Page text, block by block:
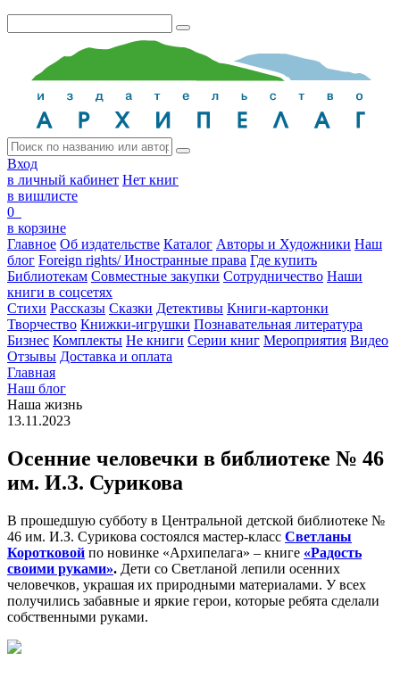
Вход
в личный кабинет Нет книг
в вишлисте
0
в корзине
Главное Об издательстве Каталог Авторы и Художники Наш
блог Foreign rights/ Иностранные права Где купить
Библиотекам Совместные закупки Сотрудничество Наши
книги в соцсетях
Стихи Рассказы Сказки Детективы Книги-картонки
Творчество Книжки-игрушки Познавательная литература
Бизнес Комплекты Не книги Серии книг Мероприятия Видео
Отзывы Доставка и оплата
Главная
Наш блог
Наша жизнь
13.11.2023
Осенние человечки в библиотеке № 46
им. И.З. Сурикова
В прошедшую субботу в Центральной детской библиотеке №
46 им. И.З. Сурикова состоялся мастер-класс Светланы
Коротковой по новинке «Архипелага» – книге «Радость
своими руками». Дети со Светланой лепили осенних
человечков, украшая их природными материалами. У всех
получились забавные и яркие герои, которые ребята сделали
собственными руками.